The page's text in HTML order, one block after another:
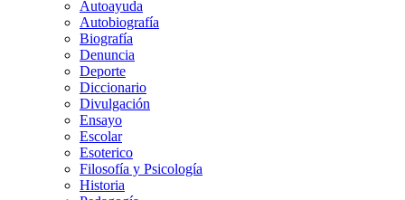
Autoayuda
Autobiografía
Biografía
Denuncia
Deporte
Diccionario
Divulgación
Ensayo
Escolar
Esoterico
Filosofía y Psicología
Historia